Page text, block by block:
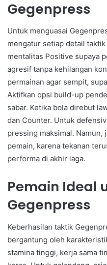
Gegenpress
Untuk menguasai
mengatur setiap detail
mentalitas Positive supaya
agresif tanpa kehilangan
permainan agar sempit,
Aktifkan opsi build-up
sabar. Ketika bola direbut
dan Counter. Untuk
pressing maksimal. Namun,
pemain, karena tekanan
performa di akhir laga.
Pemain Ideal
Gegenpress
Keberhasilan taktik
bergantung oleh
stamina tinggi, kerja sama